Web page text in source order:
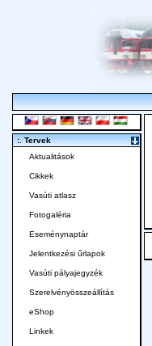
:. Tervek
Aktualitások
Cikkek
Vasúti atlasz
Fotogaléria
Eseménynaptár
Jelentkezési űrlapok
Vasúti pályajegyzék
Szerelvényösszeállítás
eShop
Linkek